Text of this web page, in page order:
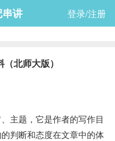
讲 登录/注册
北师大版）
题，它是作者的写作目
判断和态度在文章中的体